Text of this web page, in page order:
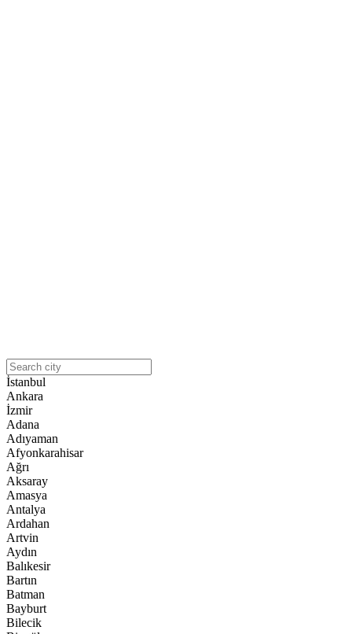
İstanbul
Ankara
İzmir
Adana
Adıyaman
Afyonkarahisar
Ağrı
Aksaray
Amasya
Antalya
Ardahan
Artvin
Aydın
Balıkesir
Bartın
Batman
Bayburt
Bilecik